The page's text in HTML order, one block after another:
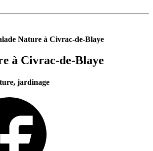
Nature à Civrac-de-Blaye
à Civrac-de-Blaye
jardinage